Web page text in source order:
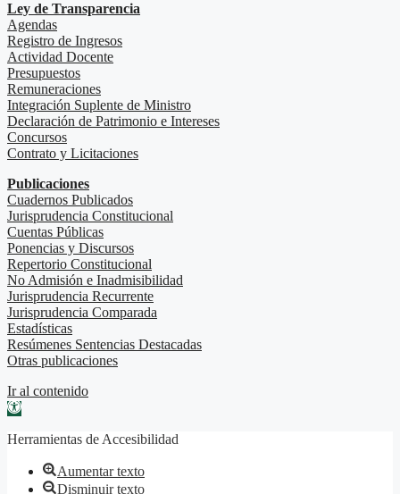
Ley de Transparencia
Agendas
Registro de Ingresos
Actividad Docente
Presupuestos
Remuneraciones
Integración Suplente de Ministro
Declaración de Patrimonio e Intereses
Concursos
Contrato y Licitaciones
Publicaciones
Cuadernos Publicados
Jurisprudencia Constitucional
Cuentas Públicas
Ponencias y Discursos
Repertorio Constitucional
No Admisión e Inadmisibilidad
Jurisprudencia Recurrente
Jurisprudencia Comparada
Estadísticas
Resúmenes Sentencias Destacadas
Otras publicaciones
Ir al contenido
Abrir barra de herramientas
Herramientas de Accesibilidad
Aumentar texto
Disminuir texto